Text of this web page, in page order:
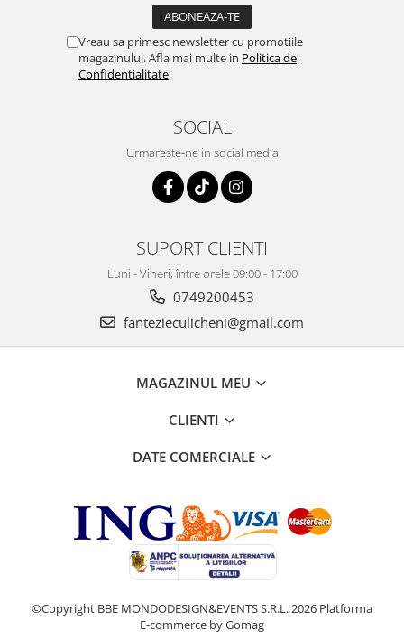
Vreau sa primesc newsletter cu promotiile
magazinului. Afla mai multe in Politica de
Confidentialitate
SOCIAL
Urmareste-ne in social media
SUPORT CLIENTI
Luni - Vineri, între orele 09:00 - 17:00
0749200453
fantezieculicheni@gmail.com
MAGAZINUL MEU
CLIENTI
DATE COMERCIALE
©Copyright BBE MONDODESIGN&EVENTS S.R.L. 2026 Platforma
E-commerce by Gomag